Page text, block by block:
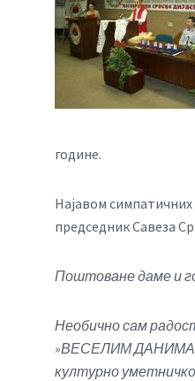
године.
Најавом
председник Савеза
Поштоване даме и
Необично сам
»ВЕСЕЛИМ ДАНИМА
културно